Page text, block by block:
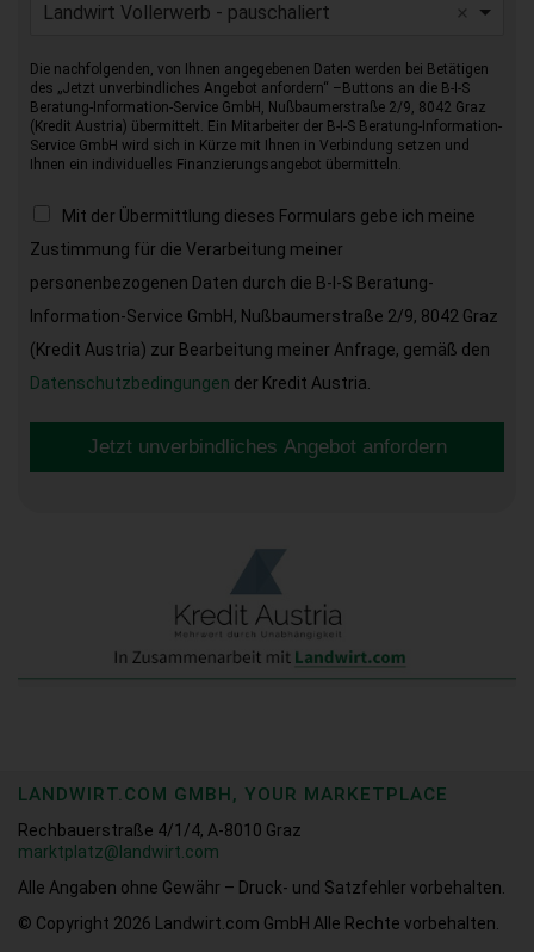
Landwirt Vollerwerb - pauschaliert
Die nachfolgenden, von Ihnen angegebenen Daten werden bei Betätigen
des „Jetzt unverbindliches Angebot anfordern“ –Buttons an die B-I-S
Beratung-Information-Service GmbH, Nußbaumerstraße 2/9, 8042 Graz
(Kredit Austria) übermittelt. Ein Mitarbeiter der B-I-S Beratung-Information-
Service GmbH wird sich in Kürze mit Ihnen in Verbindung setzen und
Ihnen ein individuelles Finanzierungsangebot übermitteln.
Mit der Übermittlung dieses Formulars gebe ich meine
Zustimmung für die Verarbeitung meiner
personenbezogenen Daten durch die B-I-S Beratung-
Information-Service GmbH, Nußbaumerstraße 2/9, 8042 Graz
(Kredit Austria) zur Bearbeitung meiner Anfrage, gemäß den
Datenschutzbedingungen der Kredit Austria.
Jetzt unverbindliches Angebot anfordern
LANDWIRT.COM GMBH, YOUR MARKETPLACE
Rechbauerstraße 4/1/4, A-8010 Graz
marktplatz@landwirt.com
Alle Angaben ohne Gewähr – Druck- und Satzfehler vorbehalten.
© Copyright 2026
Landwirt.com GmbH Alle Rechte vorbehalten.